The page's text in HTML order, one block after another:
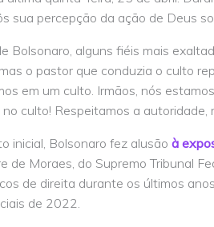
sua percepção da ação de Deus
Bolsonaro, alguns fiéis mais
o pastor que conduzia o culto
em um culto. Irmãos, nós
culto! Respeitamos a autoridade,
inicial, Bolsonaro fez alusão à
de Moraes, do Supremo Tribunal
de direita durante os últimos
de 2022.